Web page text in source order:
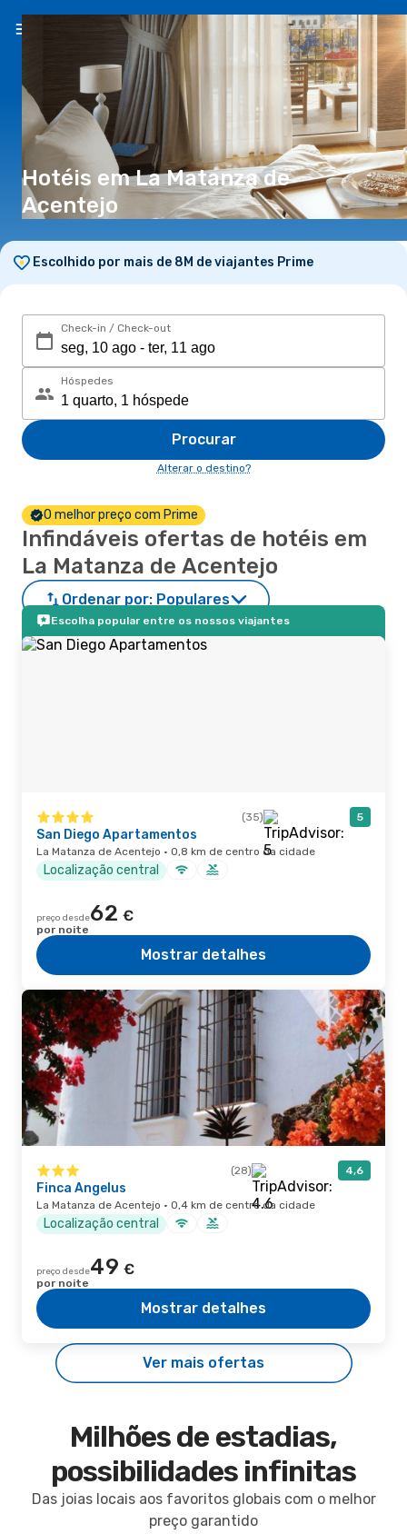
PT(€)
Hotéis em La Matanza de
Acentejo
Escolhido por mais de 8M de viajantes Prime
Check-in / Check-out
Hóspedes
Procurar
Alterar o destino?
O melhor preço com Prime
Infindáveis ofertas de hotéis em
La Matanza de Acentejo
Ordenar por: Populares
Escolha popular entre os nossos viajantes
(35) 5
San Diego Apartamentos
La Matanza de Acentejo · 0,8 km de centro da cidade
Localização central
preço desde62 €
por noite
Mostrar detalhes
(28) 4,6
Finca Angelus
La Matanza de Acentejo · 0,4 km de centro da cidade
Localização central
preço desde49 €
por noite
Mostrar detalhes
Ver mais ofertas
Milhões de estadias,
possibilidades infinitas
Das joias locais aos favoritos globais com o melhor
preço garantido